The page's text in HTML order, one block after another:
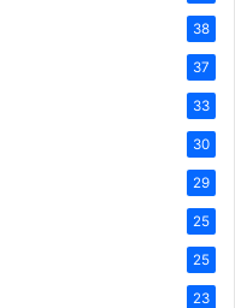
38
37
33
30
29
25
25
23